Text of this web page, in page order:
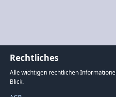
Rechtliches
Alle wichtigen rechtlichen
Blick.